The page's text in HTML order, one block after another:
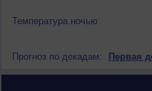
Температура ночью
Прогноз по декадам: Первая